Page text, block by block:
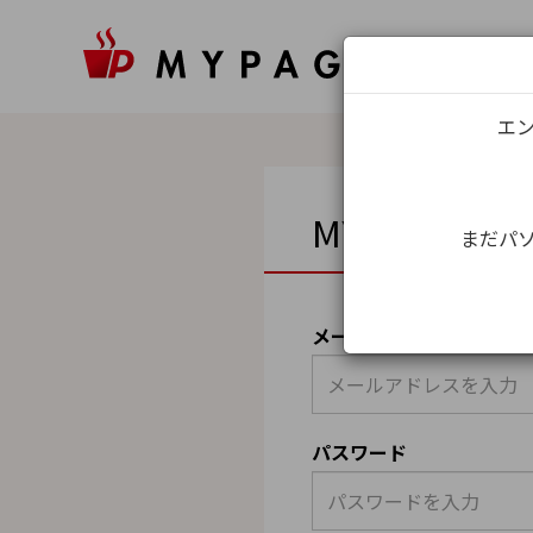
MYPAGEロ
メールアドレス（ユーザ
パスワード
エ
まだパ